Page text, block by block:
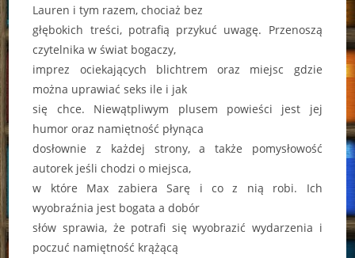
Lauren i tym razem, chociaż bez
głębokich treści, potrafią przykuć uwagę. Przenoszą
czytelnika w świat bogaczy,
imprez ociekających blichtrem oraz miejsc gdzie
można uprawiać seks ile i jak
się chce. Niewątpliwym plusem powieści jest jej
humor oraz namiętność płynąca
dosłownie z każdej strony, a także pomysłowość
autorek jeśli chodzi o miejsca,
w które Max zabiera Sarę i co z nią robi. Ich
wyobraźnia jest bogata a dobór
słów sprawia, że potrafi się wyobrazić wydarzenia i
poczuć namiętność krążącą